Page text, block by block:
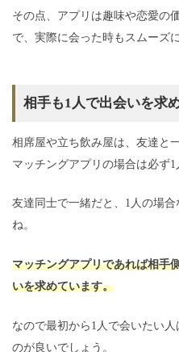
その点、アプリは趣味や恋愛の
で、実際に会った時もスムーズ
相手も1人で出会いを求
相席屋や立ち飲み屋は、友達と
マッチングアプリの場合は必ず1
友達同士で一緒だと、1人の場
ね。
マッチングアプリであれば相手
いを求めています。
なので最初から1人で会いたい
のが良いでしょう。